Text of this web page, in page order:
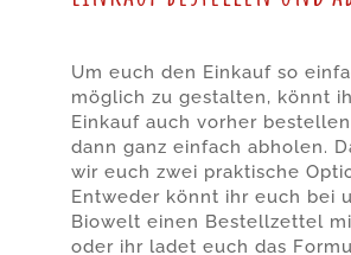
Um euch den Einkauf so
möglich zu gestalten, könnt
Einkauf auch vorher
dann ganz einfach abholen.
wir euch zwei praktische
Entweder könnt ihr euch bei
Biowelt einen Bestellzettel
oder ihr ladet euch das